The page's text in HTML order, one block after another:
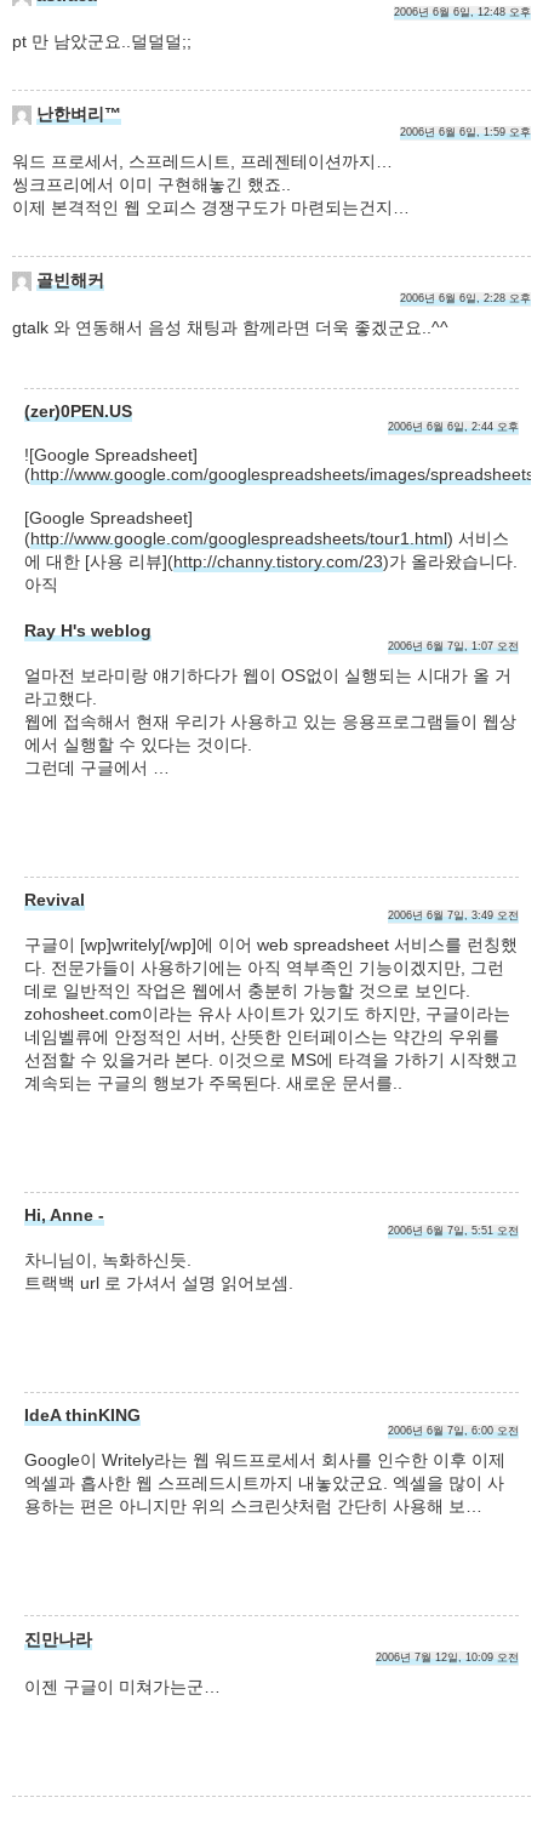
2006년 6월 6일, 12:48 오후
pt 만 남았군요..덜덜덜;;
난한벼리™
2006년 6월 6일, 1:59 오후
워드 프로세서, 스프레드시트, 프레젠테이션까지…
씽크프리에서 이미 구현해놓긴 했죠..
이제 본격적인 웹 오피스 경쟁구도가 마련되는건지…
골빈해커
2006년 6월 6일, 2:28 오후
gtalk 와 연동해서 음성 채팅과 함께라면 더욱 좋겠군요..^^
(zer)0PEN.US
2006년 6월 6일, 2:44 오후
![Google Spreadsheet]
(http://www.google.com/googlespreadsheets/images/
[Google Spreadsheet]
(http://www.google.com/googlespreadsheets/tour1.html) 서비스
에 대한 [사용 리뷰](http://channy.tistory.com/23)가 올라왔습니다.
아직
Ray H's weblog
2006년 6월 7일, 1:07 오전
얼마전 보라미랑 얘기하다가 웹이 OS없이 실행되는 시대가 올 거
라고했다.
웹에 접속해서 현재 우리가 사용하고 있는 응용프로그램들이 웹상
에서 실행할 수 있다는 것이다.
그런데 구글에서 …
Revival
2006년 6월 7일, 3:49 오전
구글이 [wp]writely[/wp]에 이어 web spreadsheet 서비스를 런칭했
다. 전문가들이 사용하기에는 아직 역부족인 기능이겠지만, 그런
데로 일반적인 작업은 웹에서 충분히 가능할 것으로 보인다.
zohosheet.com이라는 유사 사이트가 있기도 하지만, 구글이라는
네임벨류에 안정적인 서버, 산뜻한 인터페이스는 약간의 우위를
선점할 수 있을거라 본다. 이것으로 MS에 타격을 가하기 시작했고
계속되는 구글의 행보가 주목된다. 새로운 문서를..
Hi, Anne -
2006년 6월 7일, 5:51 오전
차니님이, 녹화하신듯.
트랙백 url 로 가셔서 설명 읽어보셈.
IdeA thinKING
2006년 6월 7일, 6:00 오전
Google이 Writely라는 웹 워드프로세서 회사를 인수한 이후 이제
엑셀과 흡사한 웹 스프레드시트까지 내놓았군요. 엑셀을 많이 사
용하는 편은 아니지만 위의 스크린샷처럼 간단히 사용해 보…
진만나라
2006년 7월 12일, 10:09 오전
이젠 구글이 미쳐가는군…